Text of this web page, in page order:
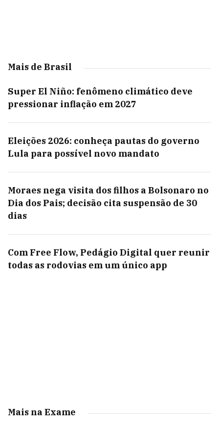
Mais de Brasil
Super El Niño: fenômeno climático deve
pressionar inflação em 2027
Eleições 2026: conheça pautas do governo
Lula para possível novo mandato
Moraes nega visita dos filhos a Bolsonaro no
Dia dos Pais; decisão cita suspensão de 30
dias
Com Free Flow, Pedágio Digital quer reunir
todas as rodovias em um único app
Mais na Exame